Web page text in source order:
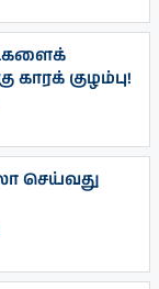
குழம்பு!
செய்வது